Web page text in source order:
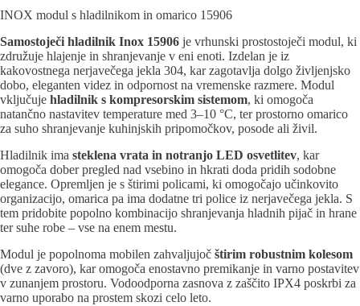
INOX modul s hladilnikom in omarico 15906
Samostoječi hladilnik Inox 15906 je vrhunski prostostoječi modul, ki
združuje hlajenje in shranjevanje v eni enoti. Izdelan je iz
kakovostnega nerjavečega jekla 304, kar zagotavlja dolgo življenjsko
dobo, eleganten videz in odpornost na vremenske razmere. Modul
vključuje hladilnik s kompresorskim sistemom, ki omogoča
natančno nastavitev temperature med 3–10 °C, ter prostorno omarico
za suho shranjevanje kuhinjskih pripomočkov, posode ali živil.
Hladilnik ima steklena vrata in notranjo LED osvetlitev, kar
omogoča dober pregled nad vsebino in hkrati doda pridih sodobne
elegance. Opremljen je s štirimi policami, ki omogočajo učinkovito
organizacijo, omarica pa ima dodatne tri police iz nerjavečega jekla. S
tem pridobite popolno kombinacijo shranjevanja hladnih pijač in hrane
ter suhe robe – vse na enem mestu.
Modul je popolnoma mobilen zahvaljujoč štirim robustnim kolesom
(dve z zavoro), kar omogoča enostavno premikanje in varno postavitev
v zunanjem prostoru. Vodoodporna zasnova z zaščito IPX4 poskrbi za
varno uporabo na prostem skozi celo leto.